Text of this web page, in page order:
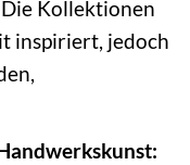
Kollektionen
inspiriert, jedoch